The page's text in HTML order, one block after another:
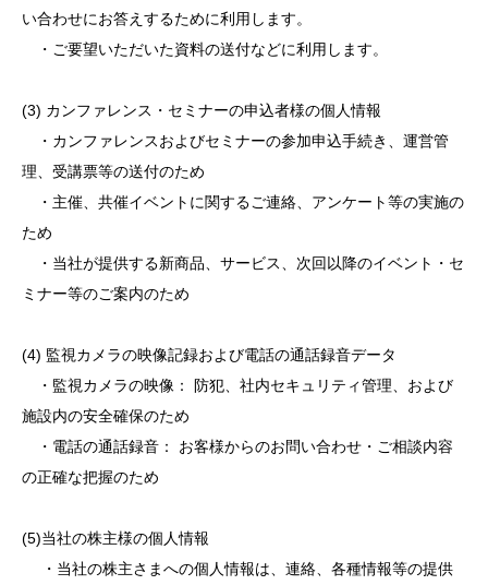
い合わせにお答えするために利用します。
・ご要望いただいた資料の送付などに利用します。
(3) カンファレンス・セミナーの申込者様の個人情報
・カンファレンスおよびセミナーの参加申込手続き、運営管
理、受講票等の送付のため
・主催、共催イベントに関するご連絡、アンケート等の実施の
ため
・当社が提供する新商品、サービス、次回以降のイベント・セ
ミナー等のご案内のため
(4) 監視カメラの映像記録および電話の通話録音データ
・監視カメラの映像： 防犯、社内セキュリティ管理、および
施設内の安全確保のため
・電話の通話録音： お客様からのお問い合わせ・ご相談内容
の正確な把握のため
(5)当社の株主様の個人情報
・当社の株主さまへの個人情報は、連絡、各種情報等の提供